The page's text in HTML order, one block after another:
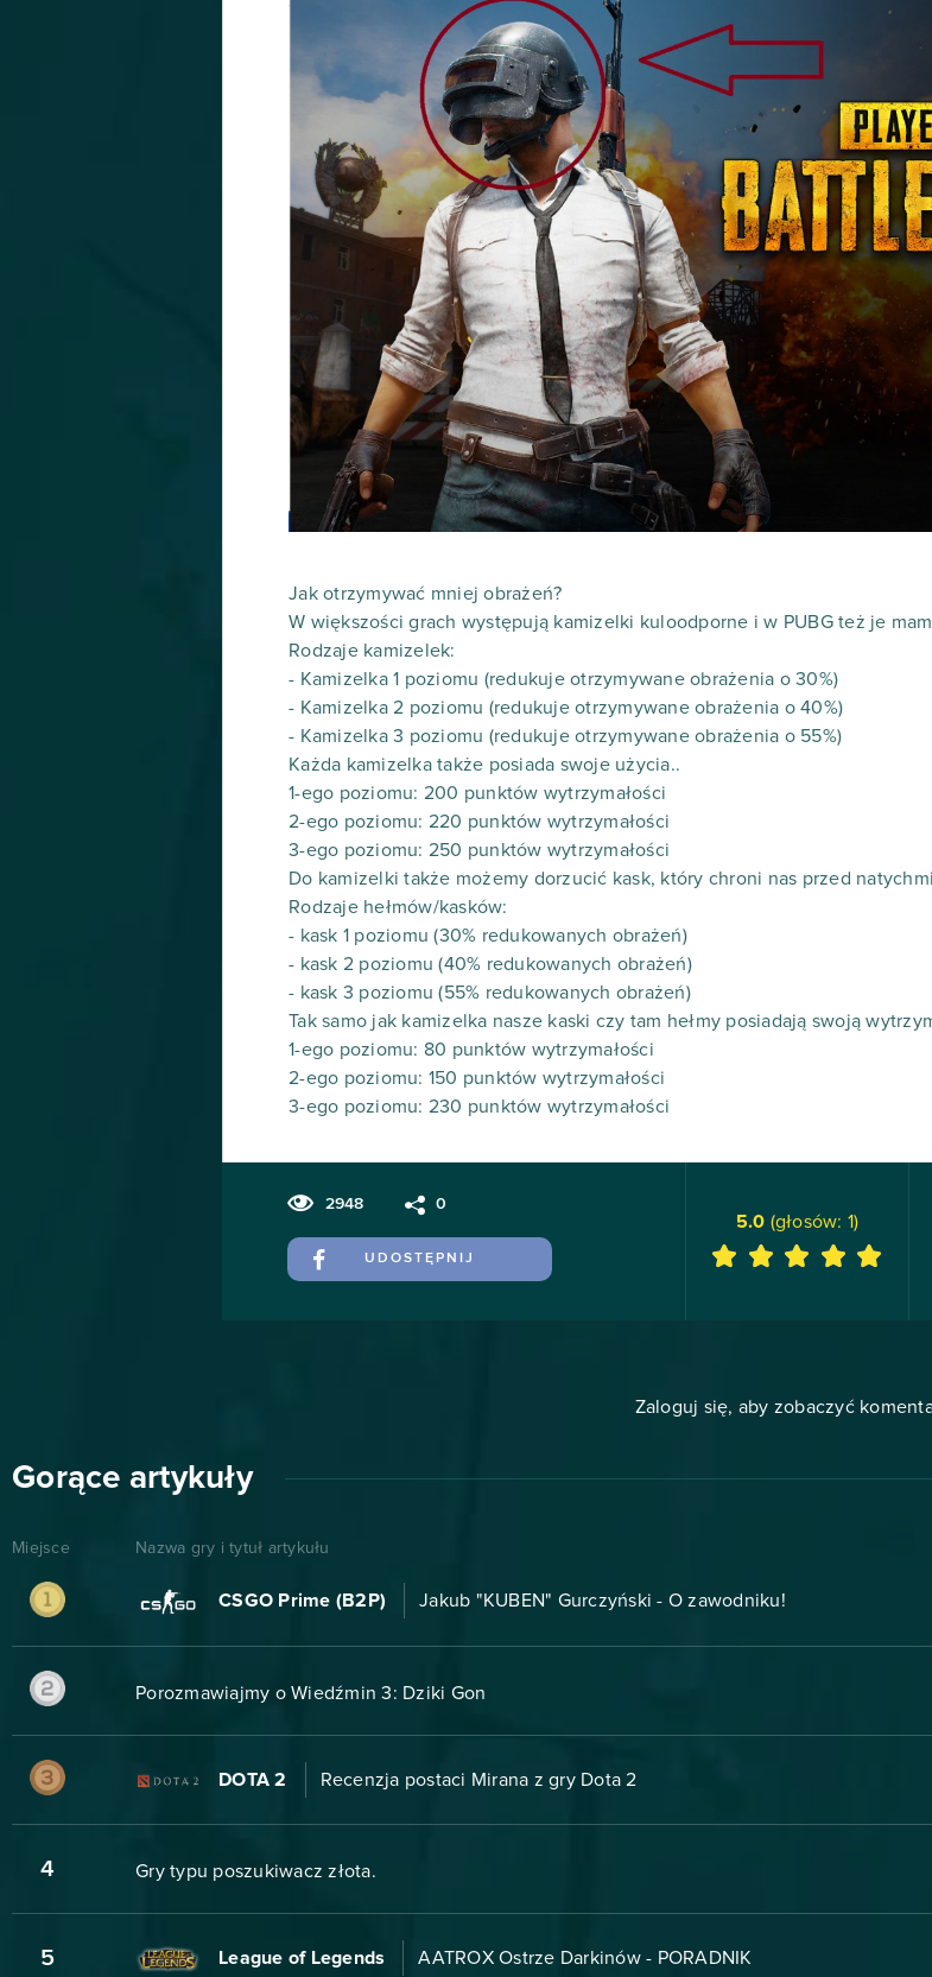
Jak otrzymywać mniej obrażeń?
W większości grach występują kamizelki kuloodporne i w PUBG też je
Rodzaje kamizelek:
- Kamizelka 1 poziomu (redukuje otrzymywane obrażenia o 30%)
- Kamizelka 2 poziomu (redukuje otrzymywane obrażenia o 40%)
- Kamizelka 3 poziomu (redukuje otrzymywane obrażenia o 55%)
Każda kamizelka także posiada swoje użycia..
1-ego poziomu: 200 punktów wytrzymałości
2-ego poziomu: 220 punktów wytrzymałości
3-ego poziomu: 250 punktów wytrzymałości
Do kamizelki także możemy dorzucić kask, który chroni nas przed
Rodzaje hełmów/kasków:
- kask 1 poziomu (30% redukowanych obrażeń)
- kask 2 poziomu (40% redukowanych obrażeń)
- kask 3 poziomu (55% redukowanych obrażeń)
Tak samo jak kamizelka nasze kaski czy tam hełmy posiadają swoją
1-ego poziomu: 80 punktów wytrzymałości
2-ego poziomu: 150 punktów wytrzymałości
3-ego poziomu: 230 punktów wytrzymałości
2948 0
UDOSTĘPNIJ
5.0 (głosów: 1)
Zaloguj się, aby zobaczyć
Gorące artykuły
Miejsce Nazwa gry i tytuł artykułu
CSGO Prime (B2P) Jakub "KUBEN" Gurczyński - O zawodniku!
Porozmawiajmy o Wiedźmin 3: Dziki Gon
DOTA 2 Recenzja postaci Mirana z gry Dota 2
4 Gry typu poszukiwacz złota.
5 League of Legends AATROX Ostrze Darkinów - PORADNIK